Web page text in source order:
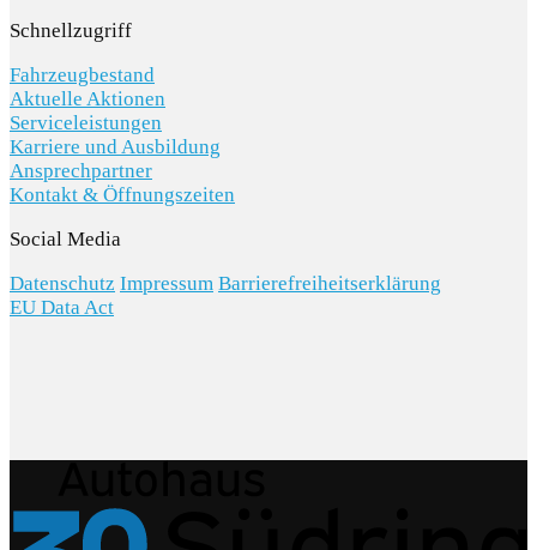
Schnellzugriff
Fahrzeugbestand
Aktuelle Aktionen
Serviceleistungen
Karriere und Ausbildung
Ansprechpartner
Kontakt & Öffnungszeiten
Social Media
Datenschutz Impressum Barrierefreiheitserklärung
EU Data Act